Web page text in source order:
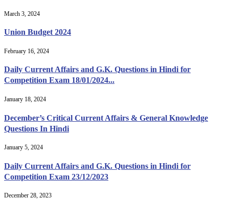
March 3, 2024
Union Budget 2024
February 16, 2024
Daily Current Affairs and G.K. Questions in Hindi for
Competition Exam 18/01/2024...
January 18, 2024
December’s Critical Current Affairs & General Knowledge
Questions In Hindi
January 5, 2024
Daily Current Affairs and G.K. Questions in Hindi for
Competition Exam 23/12/2023
December 28, 2023